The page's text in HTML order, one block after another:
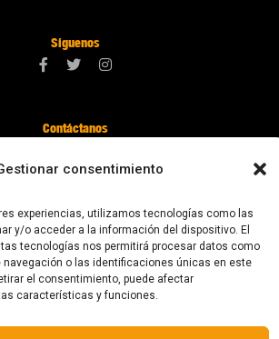
consentimiento
experiencias, utilizamos tecnologías como las
y/o acceder a la información del dispositivo. El
tecnologías nos permitirá procesar datos como
navegación o las identificaciones únicas en este
el consentimiento, puede afectar
características y funciones.
Síguenos
Contáctanos
08024 Barcelona
Todos los derechos reservados